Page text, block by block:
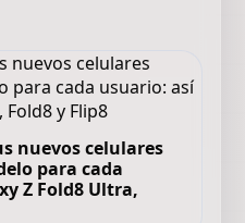
nuevos celulares
para cada
Z Fold8 Ultra,